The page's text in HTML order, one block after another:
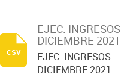
EJEC. INGRESOS
DICIEMBRE 2021
EJEC. INGRESOS
DICIEMBRE 2021
csv